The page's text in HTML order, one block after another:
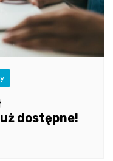
dostępne!